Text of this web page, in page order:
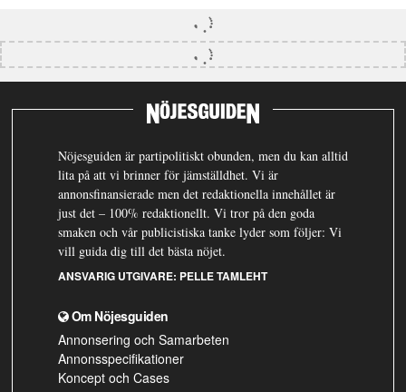
Nöjesguiden är partipolitiskt obunden, men du kan alltid
lita på att vi brinner för jämställdhet. Vi är
annonsfinansierade men det redaktionella innehållet är
just det – 100% redaktionellt. Vi tror på den goda
smaken och vår publicistiska tanke lyder som följer: Vi
vill guida dig till det bästa nöjet.
ANSVARIG UTGIVARE: PELLE TAMLEHT
Om Nöjesguiden
Annonsering och Samarbeten
Annonsspecifikationer
Koncept och Cases